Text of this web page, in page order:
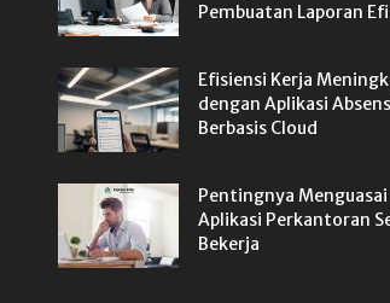
Pembuatan Laporan
Efisiensi Kerja
dengan Aplikasi
Berbasis Cloud
Pentingnya Menguasai
Aplikasi Perkantoran
Bekerja